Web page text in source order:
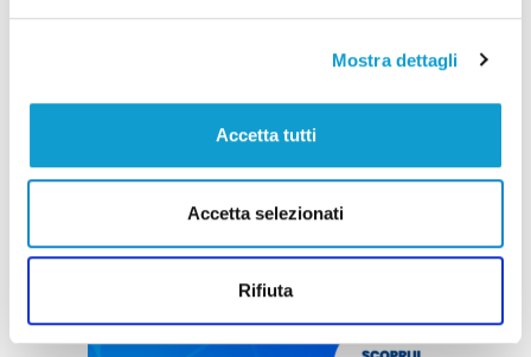
Mostra dettagli
Accetta tutti
Accetta selezionati
Rifiuta